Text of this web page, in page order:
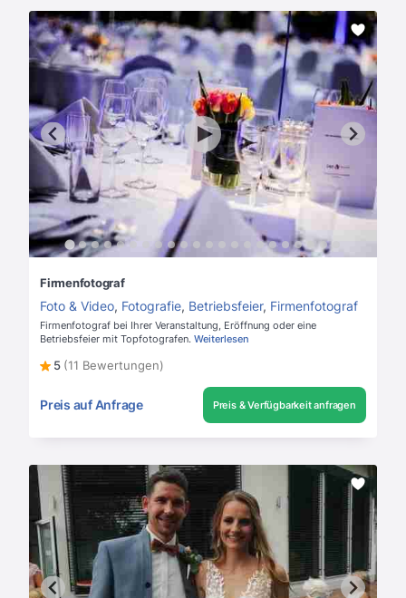
Firmenfotograf
Foto & Video, Fotografie, Betriebsfeier, Firmenfotograf
Firmenfotograf bei Ihrer Veranstaltung, Eröffnung oder eine
Betriebsfeier mit Topfotografen. Weiterlesen
5 (11 Bewertungen)
Preis auf Anfrage Preis & Verfügbarkeit anfragen